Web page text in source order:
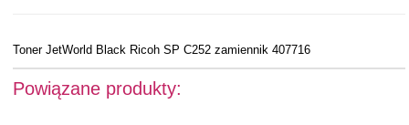
Toner JetWorld Black Ricoh SP C252 zamiennik 407716
Powiązane produkty: